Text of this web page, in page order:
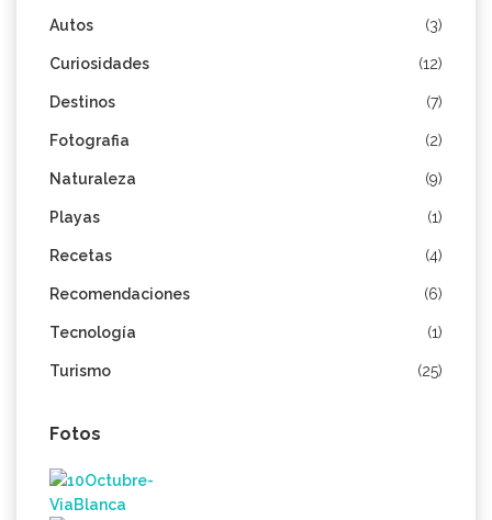
Autos (3)
Curiosidades (12)
Destinos (7)
Fotografia (2)
Naturaleza (9)
Playas (1)
Recetas (4)
Recomendaciones (6)
Tecnología (1)
Turismo (25)
Fotos